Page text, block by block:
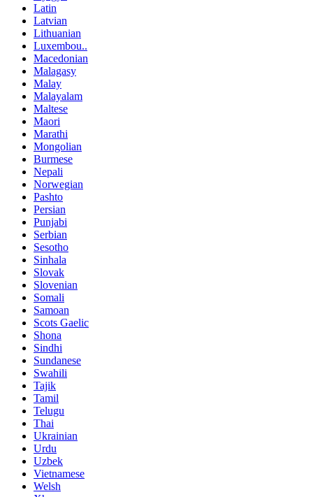
Latin
Latvian
Lithuanian
Luxembou..
Macedonian
Malagasy
Malay
Malayalam
Maltese
Maori
Marathi
Mongolian
Burmese
Nepali
Norwegian
Pashto
Persian
Punjabi
Serbian
Sesotho
Sinhala
Slovak
Slovenian
Somali
Samoan
Scots Gaelic
Shona
Sindhi
Sundanese
Swahili
Tajik
Tamil
Telugu
Thai
Ukrainian
Urdu
Uzbek
Vietnamese
Welsh